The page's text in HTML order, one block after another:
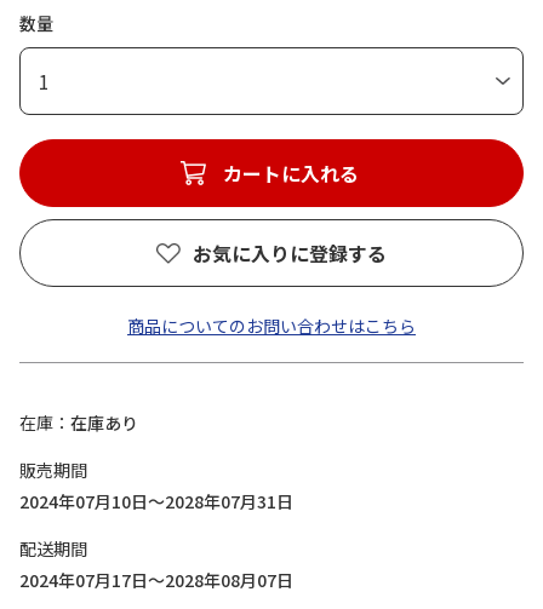
数量
1
カートに入れる
お気に入りに登録する
商品についてのお問い合わせはこちら
在庫
在庫あり
販売期間
2024年07月10日～2028年07月31日
配送期間
2024年07月17日～2028年08月07日